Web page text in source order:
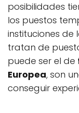
posibilidades
los puestos
instituciones de
tratan de
puede ser el de
Europea, son
conseguir